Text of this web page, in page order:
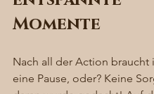
Momente
Nach all der Action braucht
eine Pause, oder? Keine